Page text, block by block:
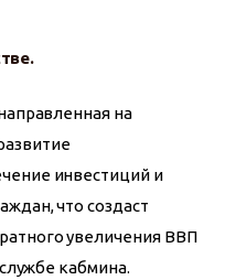
на
инвестиций и
что создаст
увеличения ВВП
кабмина.